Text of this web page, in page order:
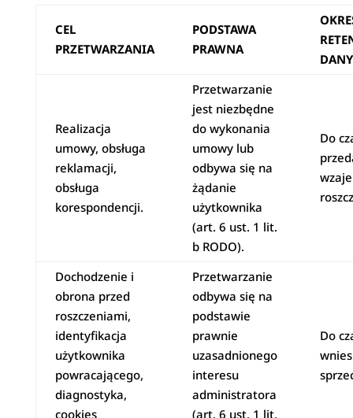
CEL
PRZETWARZANIA
PODSTAWA
PRAWNA
Realizacja
umowy, obsługa
reklamacji,
obsługa
korespondencji.
Przetwarzanie
jest niezbędne
do wykonania
umowy lub
odbywa się na
żądanie
użytkownika
(art. 6 ust. 1 lit.
b RODO).
Do
Dochodzenie i
obrona przed
roszczeniami,
identyfikacja
użytkownika
powracającego,
diagnostyka,
cookies
Przetwarzanie
odbywa się na
podstawie
prawnie
uzasadnionego
interesu
administratora
(art. 6 ust. 1 lit.
Do